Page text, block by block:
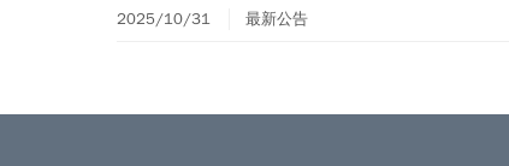
2025/10/31 最新公告